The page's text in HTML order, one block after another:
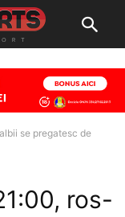
se pregatesc de
ros-